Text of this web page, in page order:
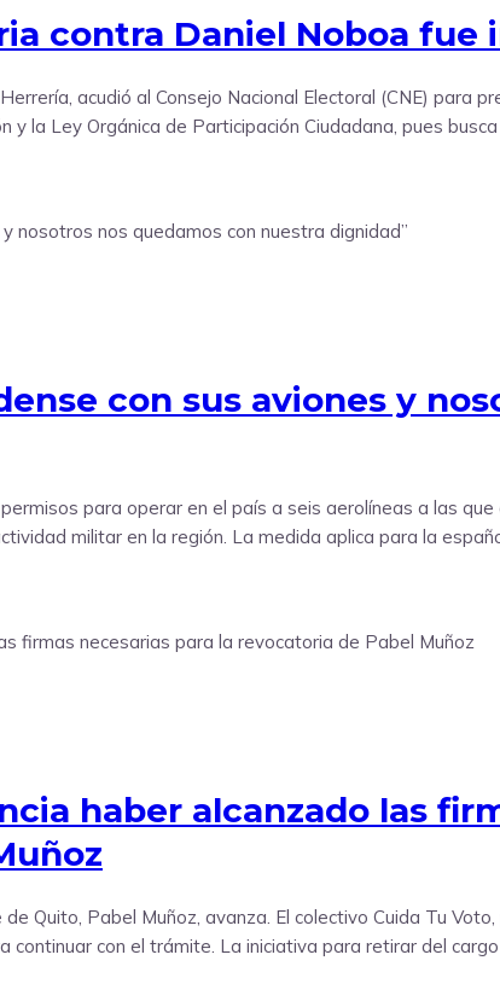
contra Daniel Noboa fue
acudió al Consejo Nacional Electoral (CNE)
y la Ley Orgánica de Participación Ciudadana, pues
con sus aviones y
para operar en el país a seis aerolíneas a las
militar en la región. La medida aplica para la
haber alcanzado las
Quito, Pabel Muñoz, avanza. El colectivo Cuida Tu
continuar con el trámite. La iniciativa para retirar del